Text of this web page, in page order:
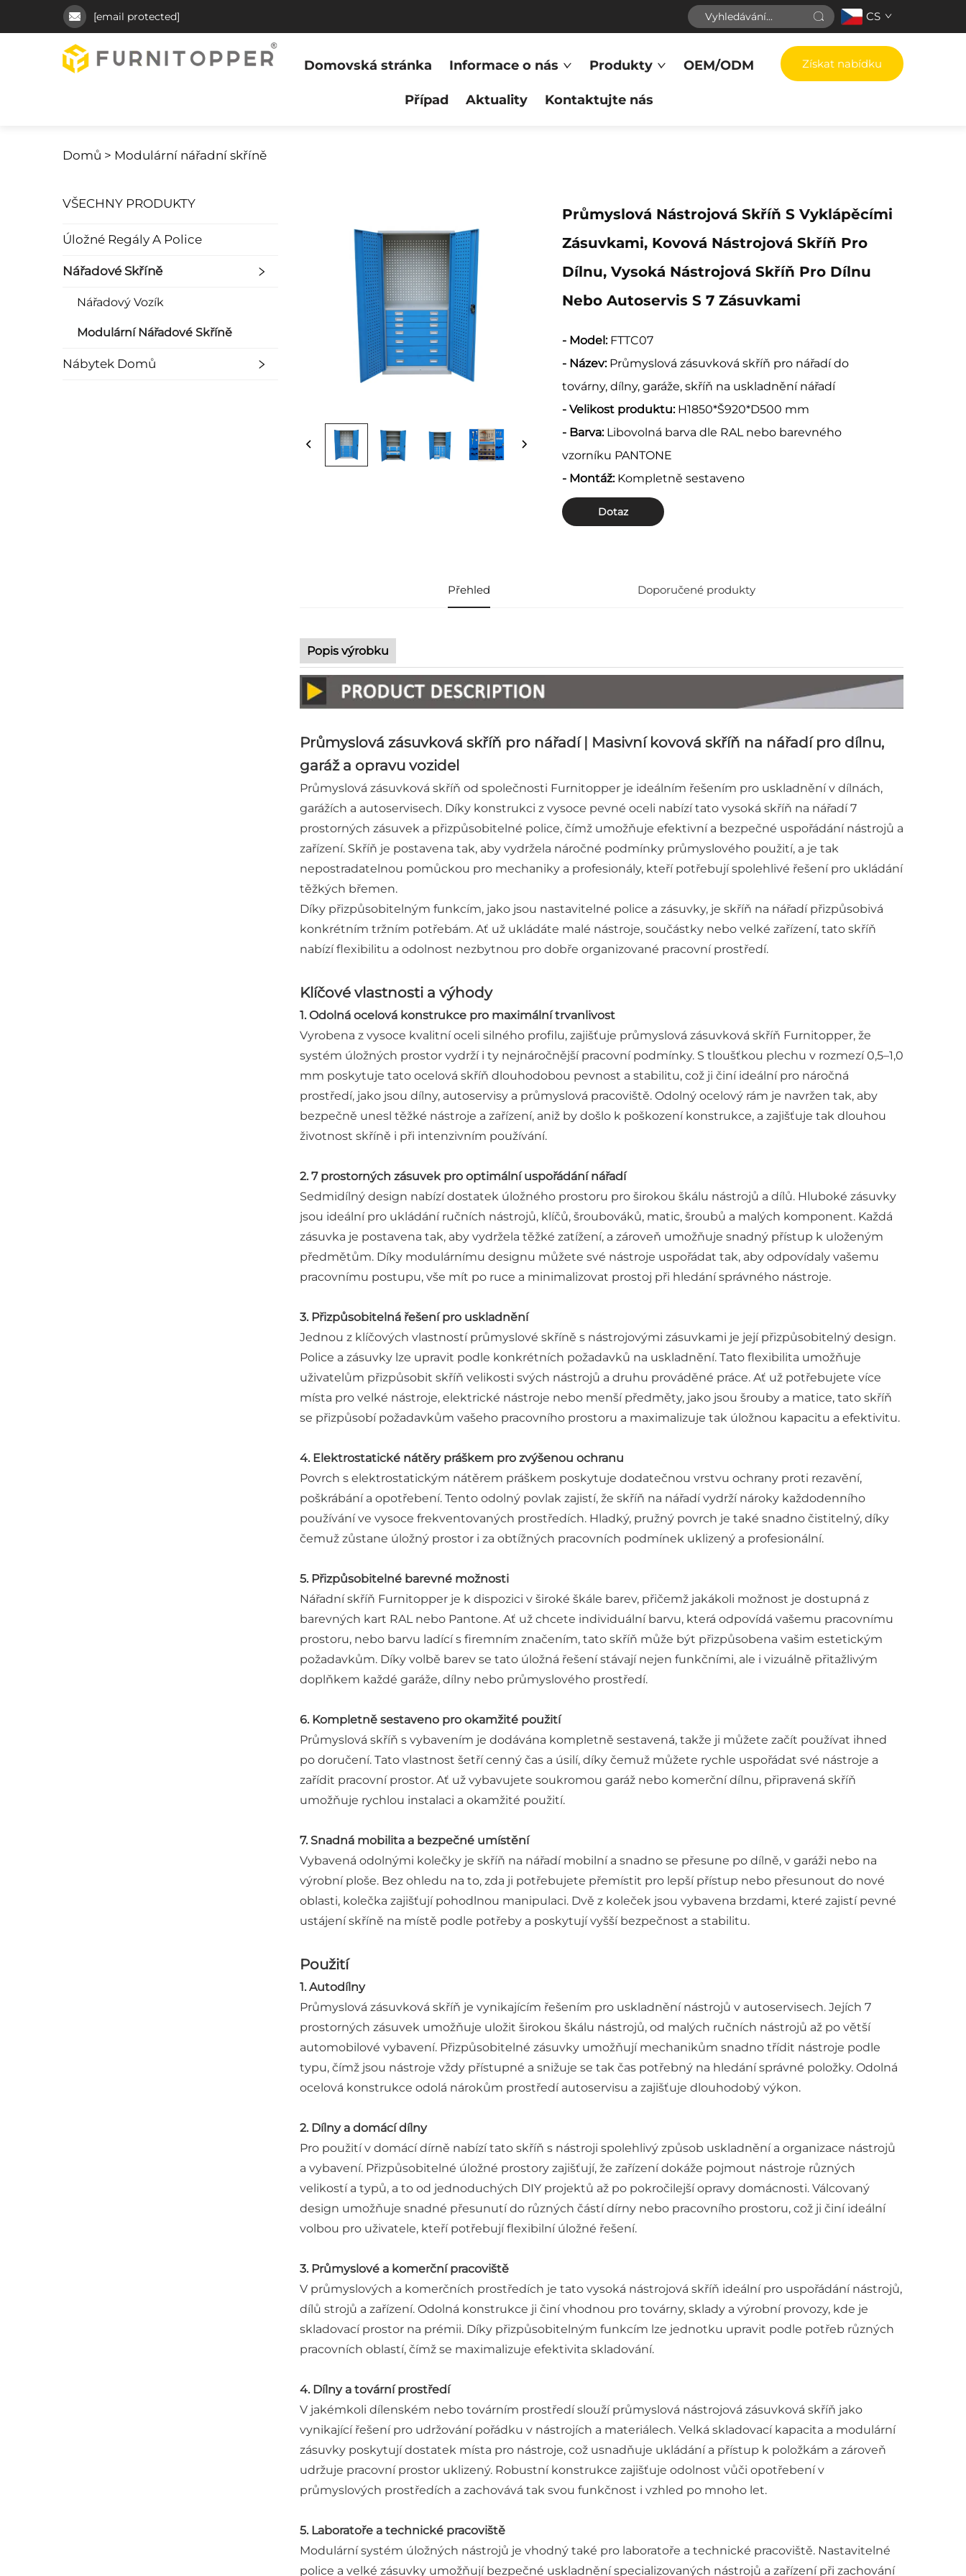
[email protected] CS
Domovská stránka Informace o nás Produkty OEM/ODM
Případ Aktuality Kontaktujte nás
Získat nabídku
Domů > Modulární nářadní skříně
VŠECHNY PRODUKTY
Úložné Regály A Police
Nářadové Skříně
Nářadový Vozík
Modulární Nářadové Skříně
Nábytek Domů
Průmyslová Nástrojová Skříň S Vyklápěcími
Zásuvkami, Kovová Nástrojová Skříň Pro
Dílnu, Vysoká Nástrojová Skříň Pro Dílnu
Nebo Autoservis S 7 Zásuvkami
- Model: FTTC07
- Název: Průmyslová zásuvková skříň pro nářadí do
továrny, dílny, garáže, skříň na uskladnění nářadí
- Velikost produktu: H1850*Š920*D500 mm
- Barva: Libovolná barva dle RAL nebo barevného
vzorníku PANTONE
- Montáž: Kompletně sestaveno
Dotaz
Přehled Doporučené produkty
Popis výrobku
Průmyslová zásuvková skříň pro nářadí | Masivní kovová skříň na nářadí pro dílnu,
garáž a opravu vozidel
Průmyslová zásuvková skříň od společnosti Furnitopper je ideálním řešením pro uskladnění v dílnách,
garážích a autoservisech. Díky konstrukci z vysoce pevné oceli nabízí tato vysoká skříň na nářadí 7
prostorných zásuvek a přizpůsobitelné police, čímž umožňuje efektivní a bezpečné uspořádání nástrojů a
zařízení. Skříň je postavena tak, aby vydržela náročné podmínky průmyslového použití, a je tak
nepostradatelnou pomůckou pro mechaniky a profesionály, kteří potřebují spolehlivé řešení pro ukládání
těžkých břemen.
Díky přizpůsobitelným funkcím, jako jsou nastavitelné police a zásuvky, je skříň na nářadí přizpůsobivá
konkrétním tržním potřebám. Ať už ukládáte malé nástroje, součástky nebo velké zařízení, tato skříň
nabízí flexibilitu a odolnost nezbytnou pro dobře organizované pracovní prostředí.
Klíčové vlastnosti a výhody
1. Odolná ocelová konstrukce pro maximální trvanlivost
Vyrobena z vysoce kvalitní oceli silného profilu, zajišťuje průmyslová zásuvková skříň Furnitopper, že
systém úložných prostor vydrží i ty nejnáročnější pracovní podmínky. S tloušťkou plechu v rozmezí 0,5–1,0
mm poskytuje tato ocelová skříň dlouhodobou pevnost a stabilitu, což ji činí ideální pro náročná
prostředí, jako jsou dílny, autoservisy a průmyslová pracoviště. Odolný ocelový rám je navržen tak, aby
bezpečně unesl těžké nástroje a zařízení, aniž by došlo k poškození konstrukce, a zajišťuje tak dlouhou
životnost skříně i při intenzivním používání.
2. 7 prostorných zásuvek pro optimální uspořádání nářadí
Sedmidílný design nabízí dostatek úložného prostoru pro širokou škálu nástrojů a dílů. Hluboké zásuvky
jsou ideální pro ukládání ručních nástrojů, klíčů, šroubováků, matic, šroubů a malých komponent. Každá
zásuvka je postavena tak, aby vydržela těžké zatížení, a zároveň umožňuje snadný přístup k uloženým
předmětům. Díky modulárnímu designu můžete své nástroje uspořádat tak, aby odpovídaly vašemu
pracovnímu postupu, vše mít po ruce a minimalizovat prostoj při hledání správného nástroje.
3. Přizpůsobitelná řešení pro uskladnění
Jednou z klíčových vlastností průmyslové skříně s nástrojovými zásuvkami je její přizpůsobitelný design.
Police a zásuvky lze upravit podle konkrétních požadavků na uskladnění. Tato flexibilita umožňuje
uživatelům přizpůsobit skříň velikosti svých nástrojů a druhu prováděné práce. Ať už potřebujete více
místa pro velké nástroje, elektrické nástroje nebo menší předměty, jako jsou šrouby a matice, tato skříň
se přizpůsobí požadavkům vašeho pracovního prostoru a maximalizuje tak úložnou kapacitu a efektivitu.
4. Elektrostatické nátěry práškem pro zvýšenou ochranu
Povrch s elektrostatickým nátěrem práškem poskytuje dodatečnou vrstvu ochrany proti rezavění,
poškrábání a opotřebení. Tento odolný povlak zajistí, že skříň na nářadí vydrží nároky každodenního
používání ve vysoce frekventovaných prostředích. Hladký, pružný povrch je také snadno čistitelný, díky
čemuž zůstane úložný prostor i za obtížných pracovních podmínek uklizený a profesionální.
5. Přizpůsobitelné barevné možnosti
Nářadní skříň Furnitopper je k dispozici v široké škále barev, přičemž jakákoli možnost je dostupná z
barevných kart RAL nebo Pantone. Ať už chcete individuální barvu, která odpovídá vašemu pracovnímu
prostoru, nebo barvu ladící s firemním značením, tato skříň může být přizpůsobena vašim estetickým
požadavkům. Díky volbě barev se tato úložná řešení stávají nejen funkčními, ale i vizuálně přitažlivým
doplňkem každé garáže, dílny nebo průmyslového prostředí.
6. Kompletně sestaveno pro okamžité použití
Průmyslová skříň s vybavením je dodávána kompletně sestavená, takže ji můžete začít používat ihned
po doručení. Tato vlastnost šetří cenný čas a úsilí, díky čemuž můžete rychle uspořádat své nástroje a
zařídit pracovní prostor. Ať už vybavujete soukromou garáž nebo komerční dílnu, připravená skříň
umožňuje rychlou instalaci a okamžité použití.
7. Snadná mobilita a bezpečné umístění
Vybavená odolnými kolečky je skříň na nářadí mobilní a snadno se přesune po dílně, v garáži nebo na
výrobní ploše. Bez ohledu na to, zda ji potřebujete přemístit pro lepší přístup nebo přesunout do nové
oblasti, kolečka zajišťují pohodlnou manipulaci. Dvě z koleček jsou vybavena brzdami, které zajistí pevné
ustájení skříně na místě podle potřeby a poskytují vyšší bezpečnost a stabilitu.
Použití
1. Autodílny
Průmyslová zásuvková skříň je vynikajícím řešením pro uskladnění nástrojů v autoservisech. Jejích 7
prostorných zásuvek umožňuje uložit širokou škálu nástrojů, od malých ručních nástrojů až po větší
automobilové vybavení. Přizpůsobitelné zásuvky umožňují mechanikům snadno třídit nástroje podle
typu, čímž jsou nástroje vždy přístupné a snižuje se tak čas potřebný na hledání správné položky. Odolná
ocelová konstrukce odolá nárokům prostředí autoservisu a zajišťuje dlouhodobý výkon.
2. Dílny a domácí dílny
Pro použití v domácí dírně nabízí tato skříň s nástroji spolehlivý způsob uskladnění a organizace nástrojů
a vybavení. Přizpůsobitelné úložné prostory zajišťují, že zařízení dokáže pojmout nástroje různých
velikostí a typů, a to od jednoduchých DIY projektů až po pokročilejší opravy domácnosti. Válcovaný
design umožňuje snadné přesunutí do různých částí dírny nebo pracovního prostoru, což ji činí ideální
volbou pro uživatele, kteří potřebují flexibilní úložné řešení.
3. Průmyslové a komerční pracoviště
V průmyslových a komerčních prostředích je tato vysoká nástrojová skříň ideální pro uspořádání nástrojů,
dílů strojů a zařízení. Odolná konstrukce ji činí vhodnou pro továrny, sklady a výrobní provozy, kde je
skladovací prostor na prémii. Díky přizpůsobitelným funkcím lze jednotku upravit podle potřeb různých
pracovních oblastí, čímž se maximalizuje efektivita skladování.
4. Dílny a tovární prostředí
V jakémkoli dílenském nebo továrním prostředí slouží průmyslová nástrojová zásuvková skříň jako
vynikající řešení pro udržování pořádku v nástrojích a materiálech. Velká skladovací kapacita a modulární
zásuvky poskytují dostatek místa pro nástroje, což usnadňuje ukládání a přístup k položkám a zároveň
udržuje pracovní prostor uklizený. Robustní konstrukce zajišťuje odolnost vůči opotřebení v
průmyslových prostředích a zachovává tak svou funkčnost i vzhled po mnoho let.
5. Laboratoře a technické pracoviště
Modulární systém úložných nástrojů je vhodný také pro laboratoře a technické pracoviště. Nastavitelné
police a velké zásuvky umožňují bezpečné uskladnění specializovaných nástrojů a zařízení při zachování